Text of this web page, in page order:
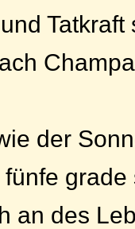
Tatkraft
der
grade
an des